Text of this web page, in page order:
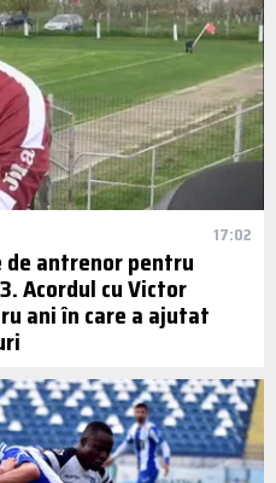
17:02
antrenor pentru
Acordul cu Victor
ani în care a ajutat